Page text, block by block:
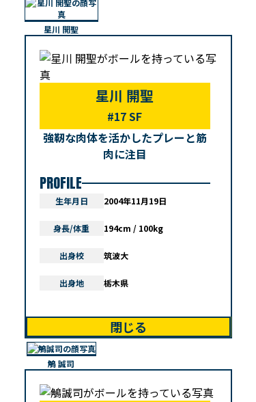
星川 開聖
星川 開聖
#17 SF
強靭な肉体を活かしたプレーと筋
肉に注目
PROFILE
生年月日 2004年11月19日
身長/体重 194cm / 100kg
出身校 筑波大
出身地 栃木県
閉じる
鵤 誠司